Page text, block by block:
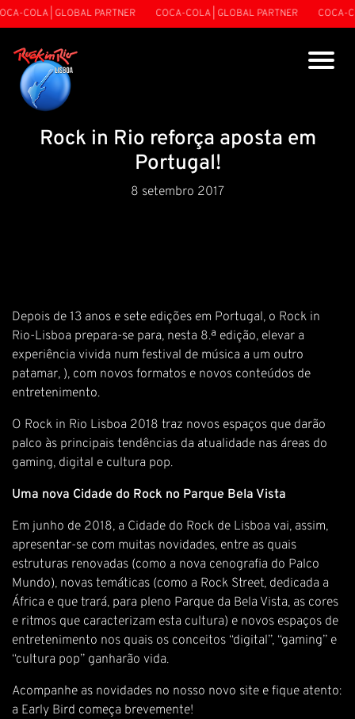
COLA | GLOBAL PARTNER COCA-COLA | GLOBAL PARTNER COCA-
Rock in Rio reforça aposta em
Portugal!
8 setembro 2017
Depois de 13 anos e sete edições em Portugal, o Rock in
Rio-Lisboa prepara-se para, nesta 8.ª edição, elevar a
experiência vivida num festival de música a um outro
patamar, ), com novos formatos e novos conteúdos de
entretenimento.
O Rock in Rio Lisboa 2018 traz novos espaços que darão
palco às principais tendências da atualidade nas áreas do
gaming, digital e cultura pop.
Uma nova Cidade do Rock no Parque Bela Vista
Em junho de 2018, a Cidade do Rock de Lisboa vai, assim,
apresentar-se com muitas novidades, entre as quais
estruturas renovadas (como a nova cenografia do Palco
Mundo), novas temáticas (como a Rock Street, dedicada a
África e que trará, para pleno Parque da Bela Vista, as cores
e ritmos que caracterizam esta cultura) e novos espaços de
entretenimento nos quais os conceitos “digital”, “gaming” e
“cultura pop” ganharão vida.
Acompanhe as novidades no nosso novo site e fique atento:
a Early Bird começa brevemente!